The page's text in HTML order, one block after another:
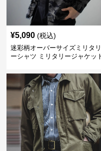
¥5,090 (税込)
迷彩柄オーバーサイズミリタリ
ーシャツ ミリタリージャケッ